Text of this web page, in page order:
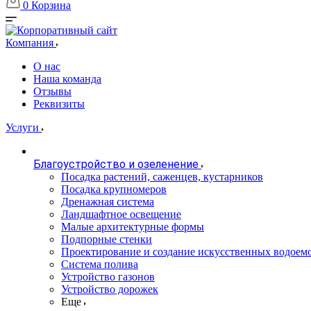
0 Корзина
Компания
О нас
Наша команда
Отзывы
Реквизиты
Услуги
Благоустройство и озеленение
Посадка растений, саженцев, кустарников
Посадка крупномеров
Дренажная система
Ландшафтное освещение
Малые архитектурные формы
Подпорные стенки
Проектирование и создание искусственных
Система полива
Устройство газонов
Устройство дорожек
Еще